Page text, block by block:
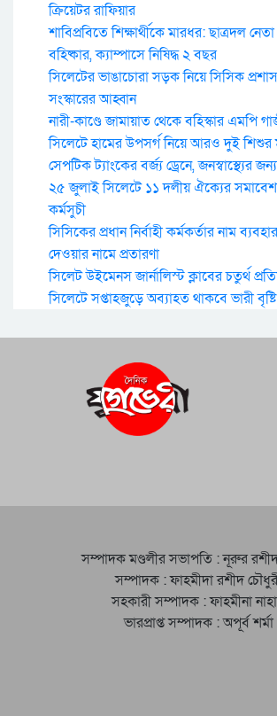
ক্রিয়েটর রাফিয়ার
শাবিপ্রবিতে শিক্ষার্থীকে মারধর: ছাত্রদল
বহিষ্কার, ক্যাম্পাসে নিষিদ্ধ ২ বছর
সিলেটের ভাঙাচোরা সড়ক নিয়ে সিসিক
সংস্কারের আহ্বান
নারী-কাণ্ডে জামায়াত থেকে বহিস্কার এমপি
সিলেটে হামের উপসর্গ নিয়ে আরও দুই শিশুর
সেপটিক ট্যাংকের বর্জ্য ড্রেনে, জনস্বাস্থ্যের
২৫ জুলাই সিলেটে ১১ দলীয় ঐক্যের
কর্মসুচী
সিসিকের প্রধান নির্বাহী কর্মকর্তার নাম
দেওয়ার নামে প্রতারণা
সিলেট উইমেনস জার্নালিস্ট ক্লাবের চতুর্থ
সিলেটে সপ্তাহজুড়ে অব্যাহত থাকবে ভারী বৃষ্টি
সম্পাদক মণ্ডলীর সভাপতি : নূরুর
সম্পাদক : ফাহমীদা রশীদ
সহকারী সম্পাদক : ফাহমীনা
ভারপ্রাপ্ত সম্পাদক : অপূর্ব শর্মা